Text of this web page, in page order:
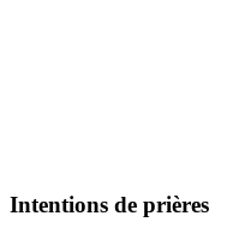
Intentions de prières